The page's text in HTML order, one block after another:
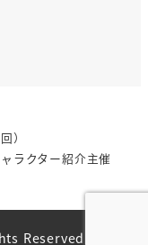
）
ラクター紹介主催
Reserved.